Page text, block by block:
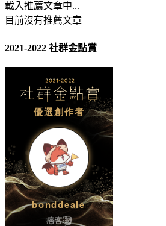
載入推薦文章中...
目前沒有推薦文章
2021-2022 社群金點賞